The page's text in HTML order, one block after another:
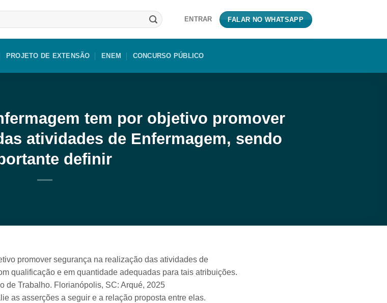
ENTRAR FALAR NO WHATSAPP
PROJETO DE EXTENSÃO ENEM CONCURSO PÚBLICO
tem por objetivo promover
atividades de Enfermagem, sendo
definir
promover segurança na realização das atividades de
qualificação e em quantidade adequadas para tais atribuições.
de Trabalho. Florianópolis, SC: Arqué, 2025
as asserções a seguir e a relação proposta entre elas.